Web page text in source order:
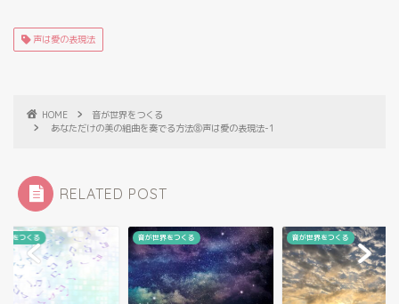
声は愛の表現法
HOME
音が世界をつくる
あなただけの美の組曲を奏でる方法⓼声は愛の表現法-1
RELATED POST
世界をつくる 音が世界をつくる 音が世界をつくる